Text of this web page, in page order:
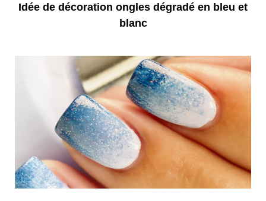
Idée de décoration ongles dégradé en bleu et
blanc